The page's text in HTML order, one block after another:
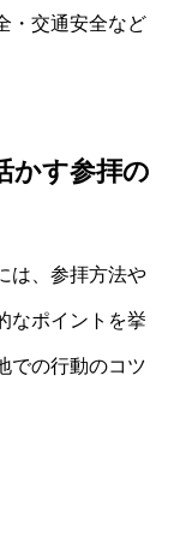
・交通安全など
かす参拝の
は、参拝方法や
なポイントを挙
での行動のコツ